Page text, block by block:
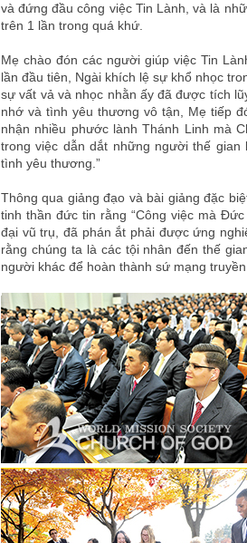
và đứng đầu công việc Tin Lành, và là
trên 1 lần trong quá khứ.
Mẹ chào đón các người giúp việc Tin
lần đầu tiên, Ngài khích lệ sự khổ nhọc
sự vất vả và nhọc nhằn ấy đã được tích
nhớ và tình yêu thương vô tận, Mẹ tiếp
nhận nhiều phước lành Thánh Linh mà
trong việc dẫn dắt những người thế
tình yêu thương.”
Thông qua giảng đạo và bài giảng đặc
tinh thần đức tin rằng “Công việc mà
đại vũ trụ, đã phán ắt phải được ứng
rằng chúng ta là các tội nhân đến thế
người khác để hoàn thành sứ mạng